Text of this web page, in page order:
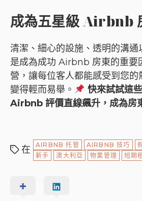
成為五星級 Airbnb
清潔、細心的設施、透明的溝通
是成為成功 Airbnb 房東的重要
營，讓每位客人都能感受到您
變得輕而易舉。
快來試試這
Airbnb 評價直線飆升，成為房
在 AIRBNB 托管 AIRBNB 技巧
新手
澳大利亞 物業管理 短期